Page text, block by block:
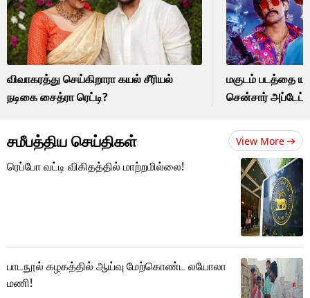
விவாகரத்து செய்கிறாரா கயல் சீரியல்
நடிகை சைத்ரா ரெட்டி?
மகுடம் படத்தை
சென்சார்
சமீபத்திய செய்திகள் View More
ரெப்போ வட்டி விகிதத்தில் மாற்றமில்லை!
பாடநூல் கழகத்தில் ஆய்வு மேற்கொண்ட லயோலா
மணி!